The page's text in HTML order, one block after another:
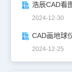
浩辰CAD看
2024-12-30
CAD画地球
2024-12-25